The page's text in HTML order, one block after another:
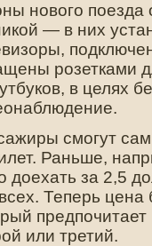
нового
— в них
розетками
в целях
смогут
Раньше,
доехать за 2,5
Теперь цена
или третий.